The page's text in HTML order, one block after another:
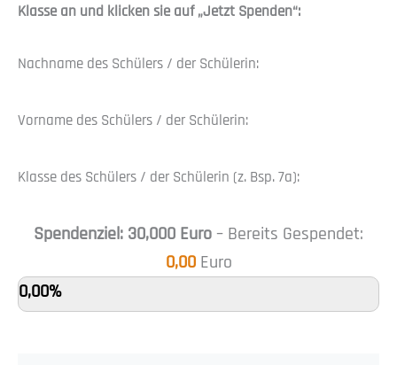
Klasse an und klicken sie auf „Jetzt Spenden“:
Nachname des Schülers / der Schülerin:
Vorname des Schülers / der Schülerin:
Klasse des Schülers / der Schülerin (z. Bsp. 7a):
Spendenziel: 30,000 Euro– Bereits Gespendet:
0,00Euro
0,00%